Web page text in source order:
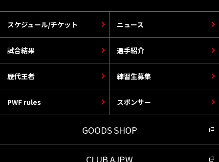
スケジュール/チケット
選手紹介
PWF rules
ニュース
歴代王者
スポンサー
試合結果
練習生募集
GOODS SHOP
CLUB AJPW